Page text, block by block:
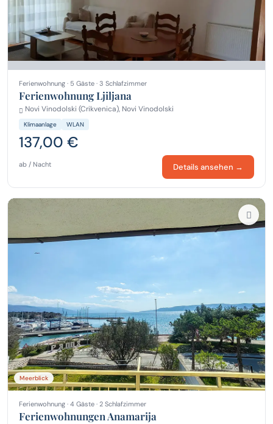
Ferienwohnung · 5 Gäste · 3 Schlafzimmer
Ferienwohnung Ljiljana
Novi Vinodolski (Crikvenica), Novi Vinodolski
Klimaanlage WLAN
137,00 €
ab / Nacht Details ansehen →
Meerblick
Ferienwohnung · 4 Gäste · 2 Schlafzimmer
Ferienwohnungen Anamarija